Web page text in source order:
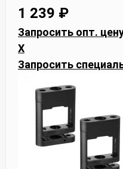
1 239 ₽
Запросить опт.
X
Запросить